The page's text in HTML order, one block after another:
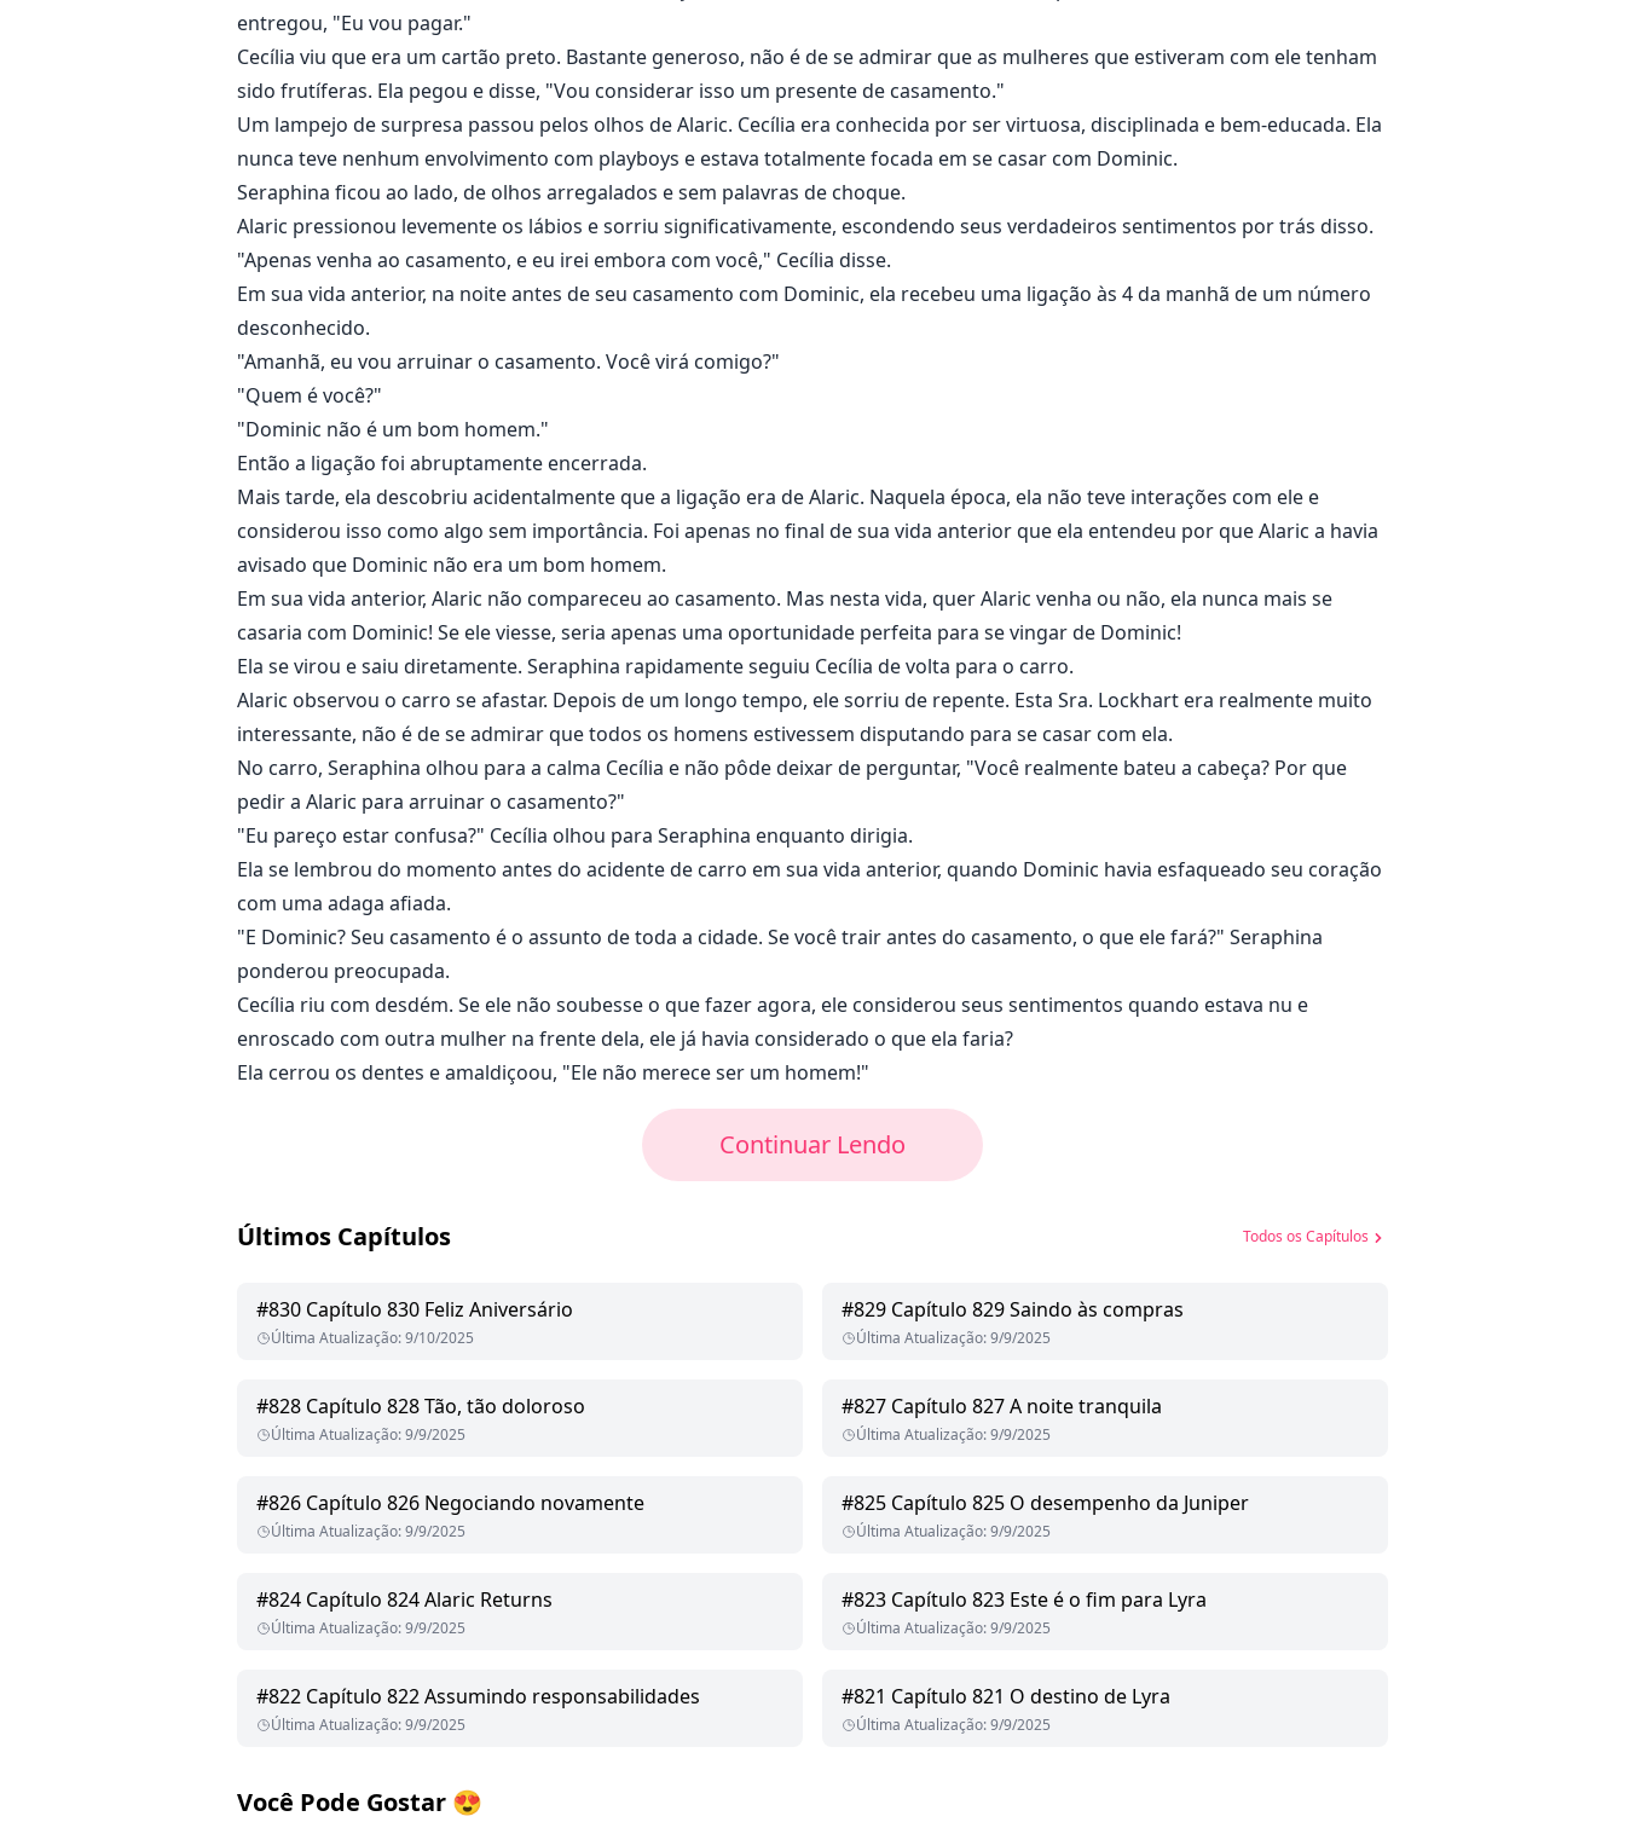
entregou, "Eu vou pagar."
Cecília viu que era um cartão preto. Bastante generoso, não é de se admirar que as mulheres que estiveram com ele tenham
sido frutíferas. Ela pegou e disse, "Vou considerar isso um presente de casamento."
Um lampejo de surpresa passou pelos olhos de Alaric. Cecília era conhecida por ser virtuosa, disciplinada e bem-educada. Ela
nunca teve nenhum envolvimento com playboys e estava totalmente focada em se casar com Dominic.
Seraphina ficou ao lado, de olhos arregalados e sem palavras de choque.
Alaric pressionou levemente os lábios e sorriu significativamente, escondendo seus verdadeiros sentimentos por trás disso.
"Apenas venha ao casamento, e eu irei embora com você," Cecília disse.
Em sua vida anterior, na noite antes de seu casamento com Dominic, ela recebeu uma ligação às 4 da manhã de um número
desconhecido.
"Amanhã, eu vou arruinar o casamento. Você virá comigo?"
"Quem é você?"
"Dominic não é um bom homem."
Então a ligação foi abruptamente encerrada.
Mais tarde, ela descobriu acidentalmente que a ligação era de Alaric. Naquela época, ela não teve interações com ele e
considerou isso como algo sem importância. Foi apenas no final de sua vida anterior que ela entendeu por que Alaric a havia
avisado que Dominic não era um bom homem.
Em sua vida anterior, Alaric não compareceu ao casamento. Mas nesta vida, quer Alaric venha ou não, ela nunca mais se
casaria com Dominic! Se ele viesse, seria apenas uma oportunidade perfeita para se vingar de Dominic!
Ela se virou e saiu diretamente. Seraphina rapidamente seguiu Cecília de volta para o carro.
Alaric observou o carro se afastar. Depois de um longo tempo, ele sorriu de repente. Esta Sra. Lockhart era realmente muito
interessante, não é de se admirar que todos os homens estivessem disputando para se casar com ela.
No carro, Seraphina olhou para a calma Cecília e não pôde deixar de perguntar, "Você realmente bateu a cabeça? Por que
pedir a Alaric para arruinar o casamento?"
"Eu pareço estar confusa?" Cecília olhou para Seraphina enquanto dirigia.
Ela se lembrou do momento antes do acidente de carro em sua vida anterior, quando Dominic havia esfaqueado seu coração
com uma adaga afiada.
"E Dominic? Seu casamento é o assunto de toda a cidade. Se você trair antes do casamento, o que ele fará?" Seraphina
ponderou preocupada.
Cecília riu com desdém. Se ele não soubesse o que fazer agora, ele considerou seus sentimentos quando estava nu e
enroscado com outra mulher na frente dela, ele já havia considerado o que ela faria?
Ela cerrou os dentes e amaldiçoou, "Ele não merece ser um homem!"
Continuar Lendo
Últimos Capítulos Todos os Capítulos
#830 Capítulo 830 Feliz Aniversário
Última Atualização:9/10/2025
#829 Capítulo 829 Saindo às compras
Última Atualização:9/9/2025
#828 Capítulo 828 Tão, tão doloroso
Última Atualização:9/9/2025
#827 Capítulo 827 A noite tranquila
Última Atualização:9/9/2025
#826 Capítulo 826 Negociando novamente
Última Atualização:9/9/2025
#825 Capítulo 825 O desempenho da Juniper
Última Atualização:9/9/2025
#824 Capítulo 824 Alaric Returns
Última Atualização:9/9/2025
#823 Capítulo 823 Este é o fim para Lyra
Última Atualização:9/9/2025
#822 Capítulo 822 Assumindo responsabilidades
Última Atualização:9/9/2025
#821 Capítulo 821 O destino de Lyra
Última Atualização:9/9/2025
Você Pode Gostar 😍